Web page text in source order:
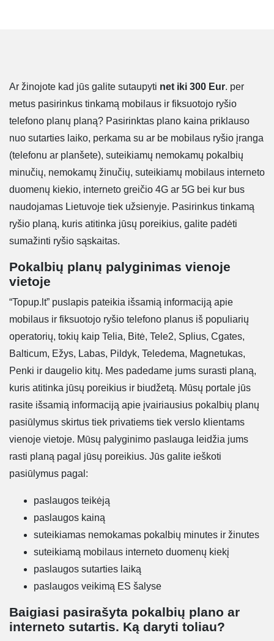
Ar žinojote kad jūs galite sutaupyti net iki 300 Eur. per
metus pasirinkus tinkamą mobilaus ir fiksuotojo ryšio
telefono planų planą? Pasirinktas plano kaina priklauso
nuo sutarties laiko, perkama su ar be mobilaus ryšio įranga
(telefonu ar planšete), suteikiamų nemokamų pokalbių
minučių, nemokamų žinučių, suteikiamų mobilaus interneto
duomenų kiekio, interneto greičio 4G ar 5G bei kur bus
naudojamas Lietuvoje tiek užsienyje. Pasirinkus tinkamą
ryšio planą, kuris atitinka jūsų poreikius, galite padėti
sumažinti ryšio sąskaitas.
Pokalbių planų palyginimas vienoje
vietoje
“Topup.lt” puslapis pateikia išsamią informaciją apie
mobilaus ir fiksuotojo ryšio telefono planus iš populiarių
operatorių, tokių kaip Telia, Bitė, Tele2, Splius, Cgates,
Balticum, Ežys, Labas, Pildyk, Teledema, Magnetukas,
Penki ir daugelio kitų. Mes padedame jums surasti planą,
kuris atitinka jūsų poreikius ir biudžetą. Mūsų portale jūs
rasite išsamią informaciją apie įvairiausius pokalbių planų
pasiūlymus skirtus tiek privatiems tiek verslo klientams
vienoje vietoje. Mūsų palyginimo paslauga leidžia jums
rasti planą pagal jūsų poreikius. Jūs galite ieškoti
pasiūlymus pagal:
paslaugos teikėją
paslaugos kainą
suteikiamas nemokamas pokalbių minutes ir žinutes
suteikiamą mobilaus interneto duomenų kiekį
paslaugos sutarties laiką
paslaugos veikimą ES šalyse
Baigiasi pasirašyta pokalbių plano ar
interneto sutartis. Ką daryti toliau?